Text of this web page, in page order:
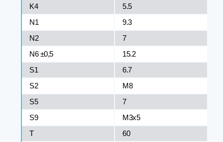
K4
5.5
N1
9.3
N2
7
N6 ±0,5
15.2
S1
6.7
S2
M8
S5
7
S9
M3x5
T
60